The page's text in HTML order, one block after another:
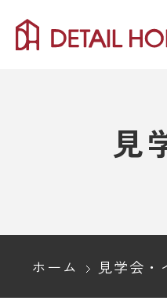
見
ホーム 見学会・